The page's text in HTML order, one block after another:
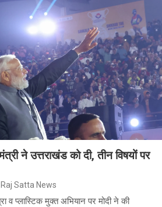
ने उत्तराखंड को दी, तीन विषयों पर
Raj Satta News
व प्लास्टिक मुक्त अभियान पर मोदी ने की